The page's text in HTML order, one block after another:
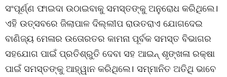
ସଂପୂର୍ଣ୍ଣ ଫାଇଦା ଉଠାଇବାକୁ ସମସ୍ତଙ୍କୁ ଅନୁରୋଧ କରିଥିଲେ।
ଏହି ଉତ୍ସବରେ ଜିଲାପାଳ ଦିଲ୍ଲୀପ ରାଉତରାଏ ଯୋଗଦେଇ
ବାଣିଜ୍ୟ ମେଳାର ଉତୋରତର କାମନା ପୂର୍ବକ ସମସ୍ତ ବିଭାଗର
ସହଯୋଗ ପାଇଁ ପ୍ରତିଶ୍ରୁତି ଦେବା ସହ ଆଇନ୍ ଶୃଙ୍ଖଳା ରକ୍ଷା
ପାଇଁ ସମସ୍ତଙ୍କୁ ଆହ୍ୱାନ କରିଥିଲେ। ସମ୍ମାନିତ ଅତିଥି ଭାବେ